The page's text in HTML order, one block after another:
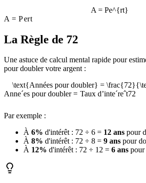
A = Pe^{rt}
A = Pert
La Règle de 72
Une astuce de calcul mental rapide pour
pour doubler votre argent :
\text{Années pour doubler} =
Anneˊes pour doubler = Taux d’inteˊreˆt72
Par exemple :
À 6% d'intérêt : 72 ÷ 6 = 12 ans pour
À 8% d'intérêt : 72 ÷ 8 = 9 ans pour
À 12% d'intérêt : 72 ÷ 12 = 6 ans pour